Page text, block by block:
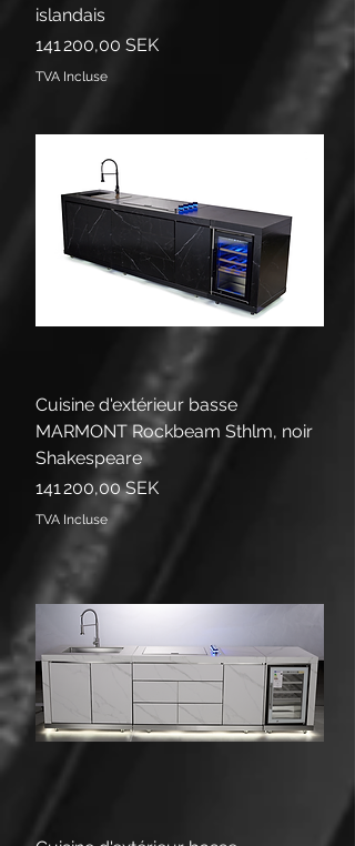
islandais
Prix
141 200,00 SEK
TVA Incluse
Cuisine d'extérieur basse
MARMONT Rockbeam Sthlm, noir
Shakespeare
Prix
141 200,00 SEK
TVA Incluse